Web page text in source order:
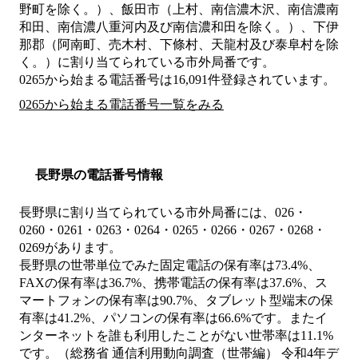
野町を除く。）、飯田市（上村、南信濃木沢、南信濃南
和田、南信濃八重河内及び南信濃和田を除く。）、下伊
那郡（阿南町、売木村、下條村、天龍村及び泰阜村を除
く。） に割り当てられている市外局番です。
0265から始まる電話番号は16,091件登録されています。
0265から始まる電話番号一覧をみる
長野県の電話番号情報
長野県に割り当てられている市外局番には、026・
0260・0261・0263・0264・0265・0266・0267・0268・
0269があります。
長野県の世帯単位でみた固定電話の保有率は73.4%、
FAXの保有率は36.7%、携帯電話の保有率は37.6%、ス
マートフォンの保有率は90.7%、タブレット型端末の保
有率は41.2%、パソコンの保有率は66.6%です。またイ
ンターネットを誰も利用したことがない世帯率は11.1%
です。（総務省 通信利用動向調査（世帯編） 令和4年デ